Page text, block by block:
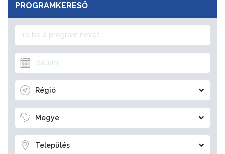
PROGRAMKERESŐ
Régió
Megye
Település